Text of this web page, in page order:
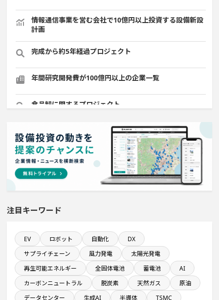
情報通信事業を営む会社で10億円以上投資する設備新設
計画
完成から約5年経過プロジェクト
年間研究開発費が100億円以上の企業一覧
食品卸に関するプロジェクト
稼働から約10年経過プロジェクト
来月着工プロジェクト
稼働から約5年経過プロジェクト
ホテル・宿泊事業を営む会社で10億円以上投資する設備
システム投資一覧
直近3か月以内に稼働プロジェクト
平均臨時雇用人員数が100人以上の企業一覧
注目キーワード
EV ロボット 自動化
DX
サプライチェーン
風力発電
太陽光発電
再生可能エネルギー
全固体電池 蓄電池
AI
カーボンニュートラル
脱炭素 天然ガス
原油
データセンター
生成AI 半導体 TSMC